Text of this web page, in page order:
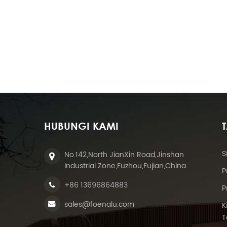
HUBUNGI KAMI
No.142,North JianXin Road,Jinshan
Industrial Zone,Fuzhou,Fujian,China
+86 13696864883
sales@foenalu.com